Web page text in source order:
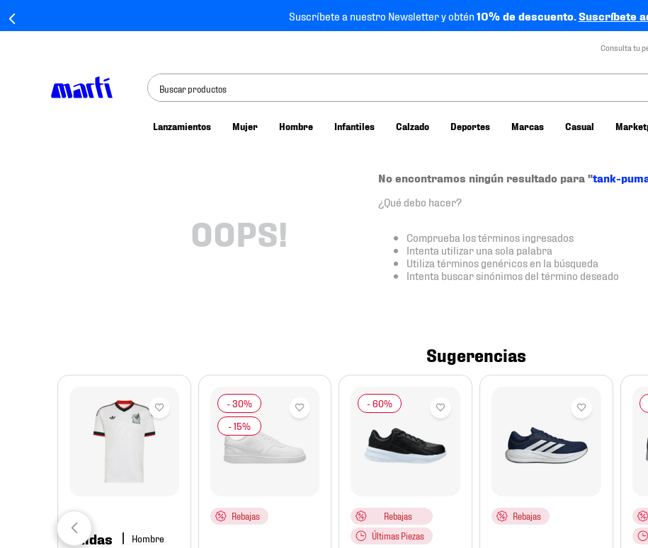
Suscríbete a nuestro Newsletter y obtén10% de descuento.Suscríbete
Consulta tu
Buscar productos
Lanzamientos Mujer Hombre Infantiles Calzado Deportes Marcas Casual
OOPS!
No encontramos ningún resultado para "tank-
¿Qué debo hacer?
Comprueba los términos ingresados
Intenta utilizar una sola palabra
Utiliza términos genéricos en la búsqueda
Intenta buscar sinónimos del término deseado
Sugerencias
adidas Hombre
Rebajas
Rebajas
Últimas Piezas
Rebajas
tenis nike